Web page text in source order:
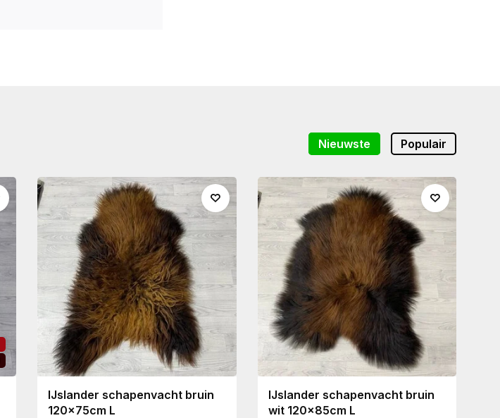
Nieuwste Populair
IJslander schapenvacht bruin
120x75cm L
IJslander schapenvacht bruin
wit 120x85cm L